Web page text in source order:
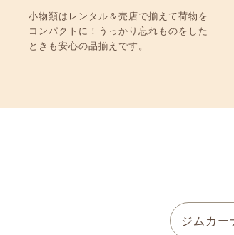
小物類はレンタル＆売店で揃えて荷物を
コンパクトに！うっかり忘れものをした
ときも安心の品揃えです。
ジムカー